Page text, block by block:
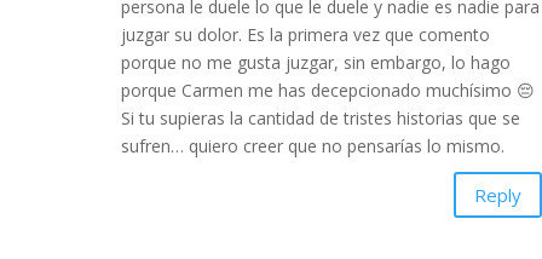
persona le duele lo que le duele y nadie es nadie para
juzgar su dolor. Es la primera vez que comento
porque no me gusta juzgar, sin embargo, lo hago
porque Carmen me has decepcionado muchísimo 😔
Si tu supieras la cantidad de tristes historias que se
sufren… quiero creer que no pensarías lo mismo.
Reply